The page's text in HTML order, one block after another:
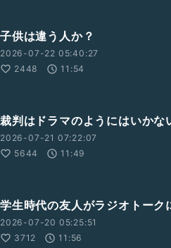
子供は違う人か？
2026-07-22 05:40:27
2448
11:54
裁判はドラマのようにはいかな
2026-07-21 07:22:07
5644
11:49
学生時代の友人がラジオトーク
2026-07-20 05:25:51
3712
11:56